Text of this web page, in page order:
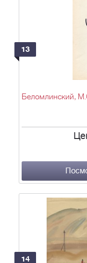
13
Беломлинский,
14